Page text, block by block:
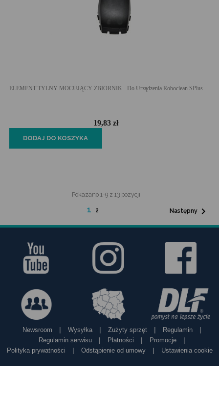
ELEMENT TYLNY MOCUJĄCY ZBIORNIK - Do Urządzenia Roboclean SPlus
19,83 zł
DODAJ DO KOSZYKA
Pokazano 1-9 z 13 pozycji
1 2 Następny
Newsroom | Wysyłka | Zużyty sprzęt | Regulamin |
Regulamin serwisu | Płatności | Promocje |
Polityka prywatności | Odstąpienie od umowy | Ustawienia cookie